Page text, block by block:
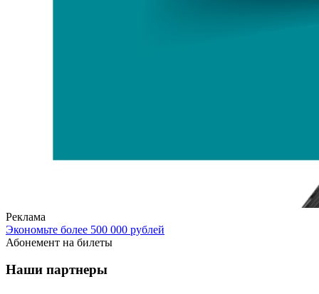
Реклама
Экономьте более 500 000 рублей
Абонемент на билеты
Наши партнеры